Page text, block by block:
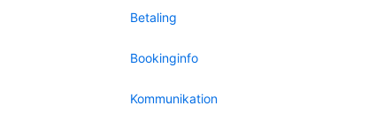
Betaling
Bookinginfo
Kommunikation